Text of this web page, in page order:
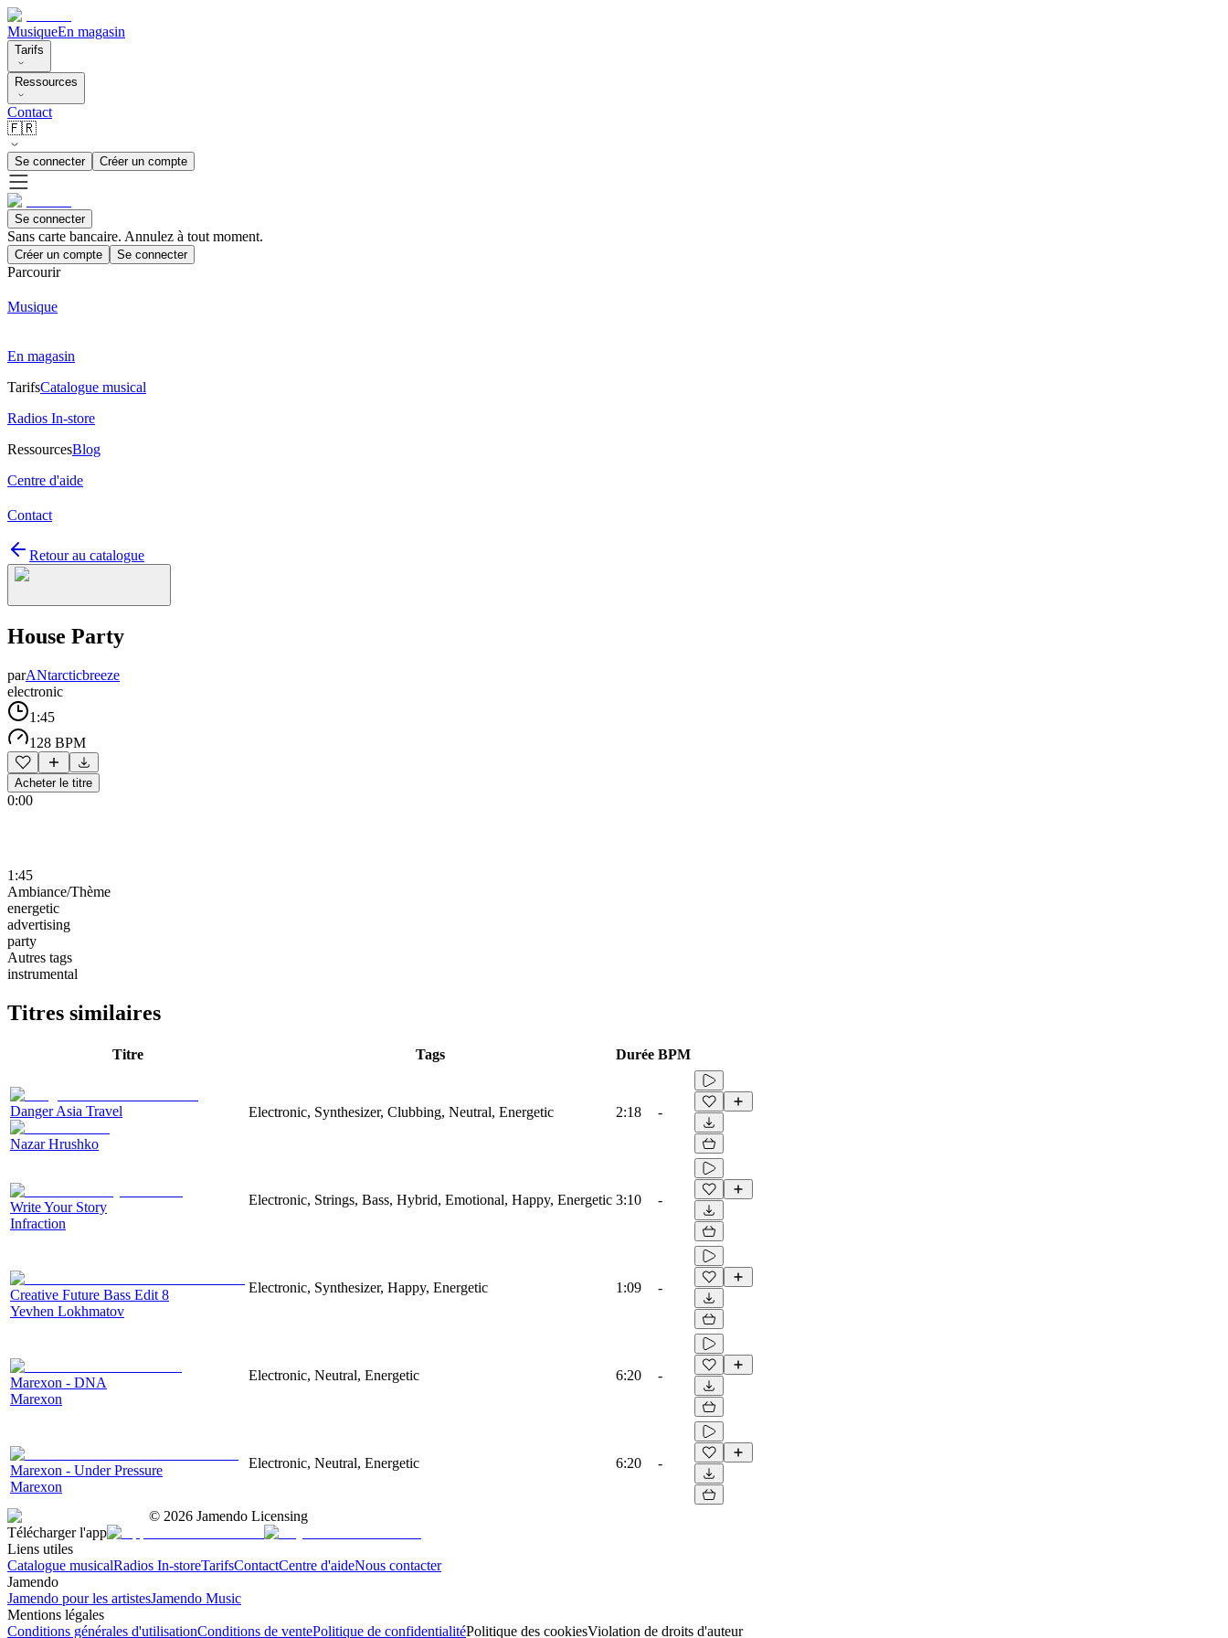
MusiqueEn magasin
Tarifs
Ressources
Contact
🇫🇷
Se connecter Créer un compte
Se connecter
Sans carte bancaire. Annulez à tout moment.
Créer un compte Se connecter
Parcourir
Musique
En magasin
TarifsCatalogue musical
Radios In-store
RessourcesBlog
Centre d'aide
Contact
Retour au catalogue
House Party
parANtarcticbreeze
electronic
1:45
128 BPM
Acheter le titre
0:00
1:45
Ambiance/Thème
energetic
advertising
party
Autres tags
instrumental
Titres similaires
Titre Tags Durée BPM
Danger Asia Travel
Nazar Hrushko
Electronic, Synthesizer, Clubbing, Neutral, Energetic 2:18 -
Write Your Story
Infraction
Electronic, Strings, Bass, Hybrid, Emotional, Happy, Energetic 3:10 -
Creative Future Bass Edit 8
Yevhen Lokhmatov
Electronic, Synthesizer, Happy, Energetic 1:09 -
Marexon - DNA
Marexon
Electronic, Neutral, Energetic 6:20 -
Marexon - Under Pressure
Marexon
Electronic, Neutral, Energetic 6:20 -
© 2026 Jamendo Licensing
Télécharger l'app
Liens utiles
Catalogue musicalRadios In-storeTarifsContactCentre d'aideNous contacter
Jamendo
Jamendo pour les artistesJamendo Music
Mentions légales
Conditions générales d'utilisationConditions de ventePolitique de confidentialitéPolitique des cookiesViolation de droits d'auteur